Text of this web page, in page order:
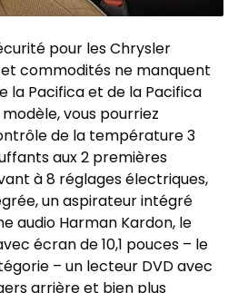
pour les Chrysler
commodités ne manquent
la Pacifica et de la Pacifica
vous pourriez
de la température 3
aux 2 premières
à 8 réglages électriques,
un aspirateur intégré
audio Harman Kardon, le
écran de 10,1 pouces – le
– un lecteur DVD avec
arrière et bien plus